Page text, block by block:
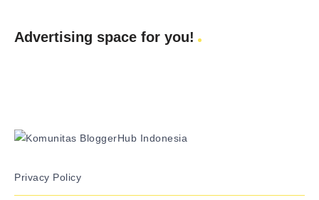
Advertising space for you!
Privacy Policy